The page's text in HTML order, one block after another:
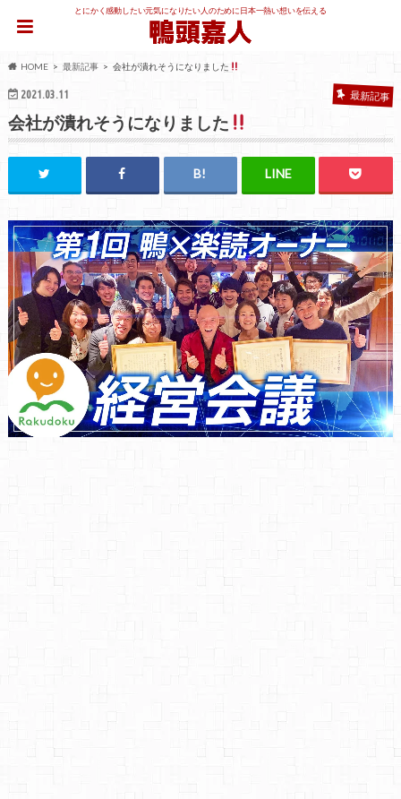
とにかく感動したい元気になりたい人のために日本一熱い想いを伝える
HOME 最新記事 会社が潰れそうになりました
2021.03.11 最新記事
会社が潰れそうになりました